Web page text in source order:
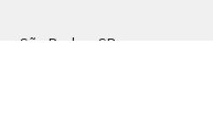
- São Paulo – SP